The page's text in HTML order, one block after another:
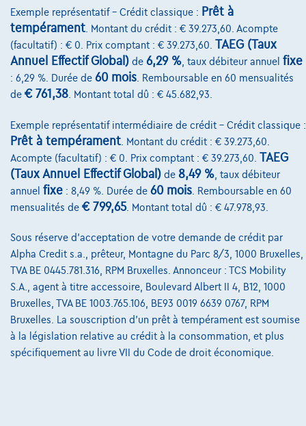
Voir le véhicule
Mercedes-Benz CLA 200
CLA 200 AMG Line
01/2022
118.702 km Essence
Automatique
120 kW ( 163 CV )
Exemple représentatif – Crédit classique : Prêt à
tempérament . Montant du crédit : € 39.273,60. Acompte
(facultatif) : € 0. Prix comptant : € 39.273,60. TAEG (Taux
Annuel Effectif Global) de 6,29 % , taux débiteur annuel fixe
: 6,29 %. Durée de 60 mois . Remboursable en 60 mensualités
de € 761,38 . Montant total dû : € 45.682,93.
Exemple représentatif intermédiaire de crédit – Crédit classique :
Prêt à tempérament . Montant du crédit : € 39.273,60.
Acompte (facultatif) : € 0. Prix comptant : € 39.273,60. TAEG
(Taux Annuel Effectif Global) de 8,49 % , taux débiteur
annuel fixe : 8,49 %. Durée de 60 mois . Remboursable en 60
mensualités de € 799,65. Montant total dû : € 47.978,93.
Sous réserve d'acceptation de votre demande de crédit par
Alpha Credit s.a., prêteur, Montagne du Parc 8/3, 1000 Bruxelles,
TVA BE 0445.781.316, RPM Bruxelles. Annonceur : TCS Mobility
S.A., agent à titre accessoire, Boulevard Albert II 4, B12, 1000
Bruxelles, TVA BE 1003.765.106, BE93 0019 6639 0767, RPM
Bruxelles. La souscription d'un prêt à tempérament est soumise
à la législation relative au crédit à la consommation, et plus
spécifiquement au livre VII du Code de droit économique.